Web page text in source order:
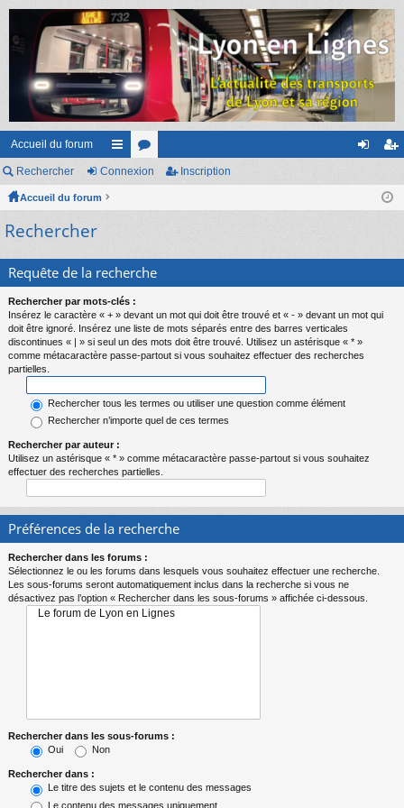
Accueil du forum
ac
s
or
cri
Rechercher Connexion Inscription
Accueil du forum
Rechercher
Requête de la recherche
Rechercher par mots-clés :
Insérez le caractère « + » devant un mot qui doit être trouvé et « - » devant un mot qui
doit être ignoré. Insérez une liste de mots séparés entre des barres verticales
discontinues « | » si seul un des mots doit être trouvé. Utilisez un astérisque « * »
comme métacaractère passe-partout si vous souhaitez effectuer des recherches
partielles.
Rechercher tous les termes ou utiliser une question comme élément
Rechercher n’importe quel de ces termes
Rechercher par auteur :
Utilisez un astérisque « * » comme métacaractère passe-partout si vous souhaitez
effectuer des recherches partielles.
Préférences de la recherche
Rechercher dans les forums :
Sélectionnez le ou les forums dans lesquels vous souhaitez effectuer une recherche.
Les sous-forums seront automatiquement inclus dans la recherche si vous ne
désactivez pas l’option « Rechercher dans les sous-forums » affichée ci-dessous.
Rechercher dans les sous-forums :
Oui
Non
Rechercher dans :
Le titre des sujets et le contenu des messages
Le contenu des messages uniquement